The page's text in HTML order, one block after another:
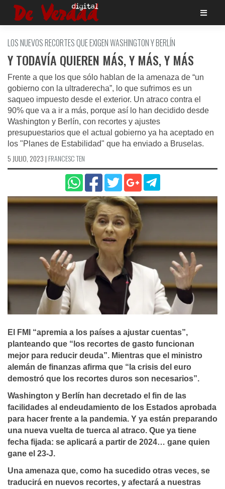
Saltar
LOS NUEVOS RECORTES QUE EXIGEN WASHINGTON Y BERLÍN
Y TODAVÍA QUIEREN MÁS, Y MÁS, Y MÁS
Frente a que los que sólo hablan de la amenaza de “un
gobierno con la ultraderecha”, lo que sufrimos es un
saqueo impuesto desde el exterior. Un atraco contra el
90% que va a ir a más, porque así lo han decidido desde
Washington y Berlín, con recortes y ajustes
presupuestarios que el actual gobierno ya ha aceptado en
los "Planes de Estabilidad" que ha enviado a Bruselas.
5 JULIO, 2023 | FRANCESC TEN
El FMI “apremia a los países a ajustar cuentas”,
planteando que “los recortes de gasto funcionan
mejor para reducir deuda”. Mientras que el ministro
alemán de finanzas afirma que “la crisis del euro
demostró que los recortes duros son necesarios”.
Washington y Berlín han decretado el fin de las
facilidades al endeudamiento de los Estados aprobada
para hacer frente a la pandemia. Y ya están preparando
una nueva vuelta de tuerca al atraco. Que ya tiene
fecha fijada: se aplicará a partir de 2024… gane quien
gane el 23-J.
Una amenaza que, como ha sucedido otras veces, se
traducirá en nuevos recortes, y afectará a nuestras